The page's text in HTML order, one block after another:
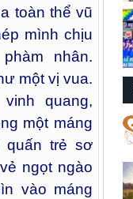
toàn thể vũ
mình chịu
nhân.
một vị vua.
quang,
một máng
quấn trẻ sơ
ngọt ngào
vào máng